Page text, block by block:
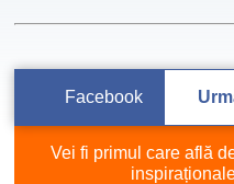
Facebook
Vei fi primul care află